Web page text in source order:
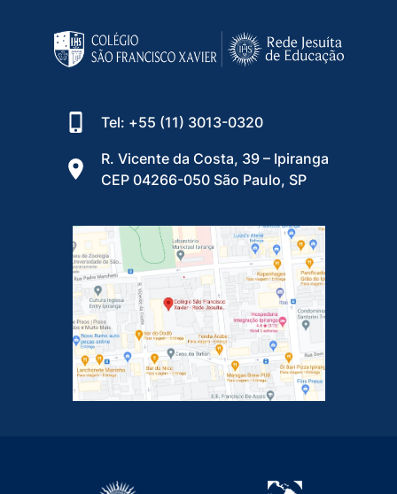
Tel: +55 (11) 3013-0320
R. Vicente da Costa, 39 – Ipiranga
CEP 04266-050 São Paulo, SP